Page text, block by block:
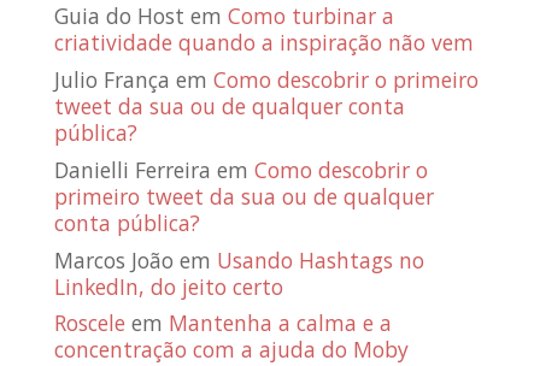
Guia do Host em Como turbinar a
criatividade quando a inspiração não vem
Julio França em Como descobrir o primeiro
tweet da sua ou de qualquer conta
pública?
Danielli Ferreira em Como descobrir o
primeiro tweet da sua ou de qualquer
conta pública?
Marcos João em Usando Hashtags no
LinkedIn, do jeito certo
Roscele em Mantenha a calma e a
concentração com a ajuda do Moby